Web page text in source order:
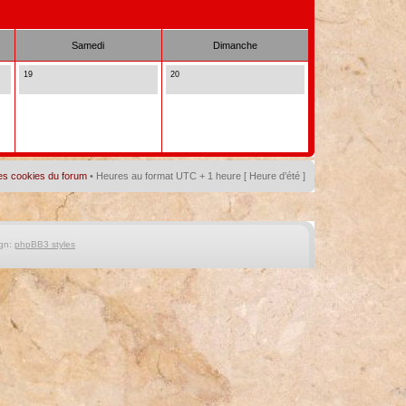
Samedi Dimanche
19 20
cookies du forum • Heures au format UTC + 1 heure [ Heure d’été ]
phpBB3 styles